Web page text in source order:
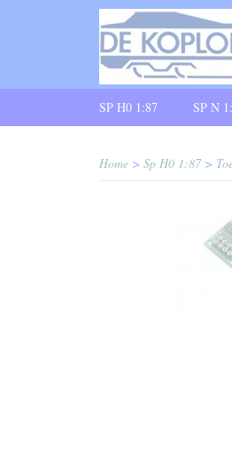
SP H0 1:87 SP N
Home > Sp H0 1:87>